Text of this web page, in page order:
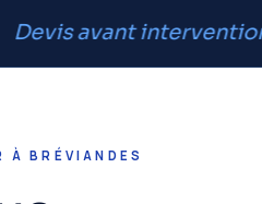
intervention
À BRÉVIANDES